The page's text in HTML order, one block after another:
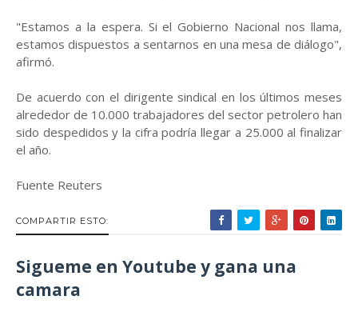
"Estamos a la espera. Si el Gobierno Nacional nos llama,
estamos dispuestos a sentarnos en una mesa de diálogo",
afirmó.
De acuerdo con el dirigente sindical en los últimos meses
alrededor de 10.000 trabajadores del sector petrolero han
sido despedidos y la cifra podría llegar a 25.000 al finalizar
el año.
Fuente Reuters
COMPARTIR ESTO:
Sigueme en Youtube y gana una
camara